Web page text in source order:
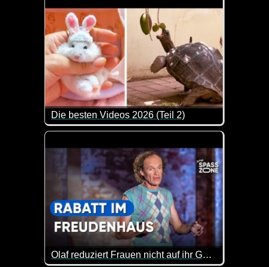
Die besten Videos 2026 (Teil 2)
Eine tolle Zusammenstellung von lustigen
Olaf reduziert Frauen nicht auf ihr Geömse